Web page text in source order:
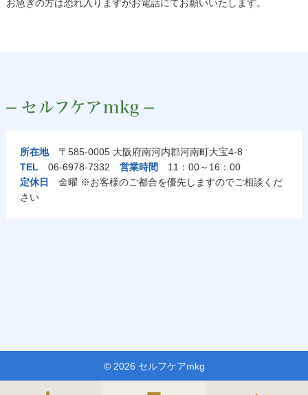
お急ぎの方は恐れ入りますがお電話にてお願いいたします。
所在地〒585-0005 大阪府南河内郡河南町大宝4-8
TEL 06-6978-7332 営業時間
11：00～16：00
定休日
金曜 ※お客様のご都合を優先しますのでご相談くだ
さい
© 2026 セルフケアmkg